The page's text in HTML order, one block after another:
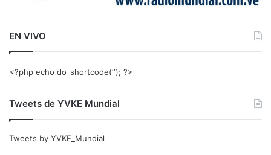
EN VIVO
<?php echo do_shortcode(‘‘); ?>
Tweets de YVKE Mundial
Tweets by YVKE_Mundial